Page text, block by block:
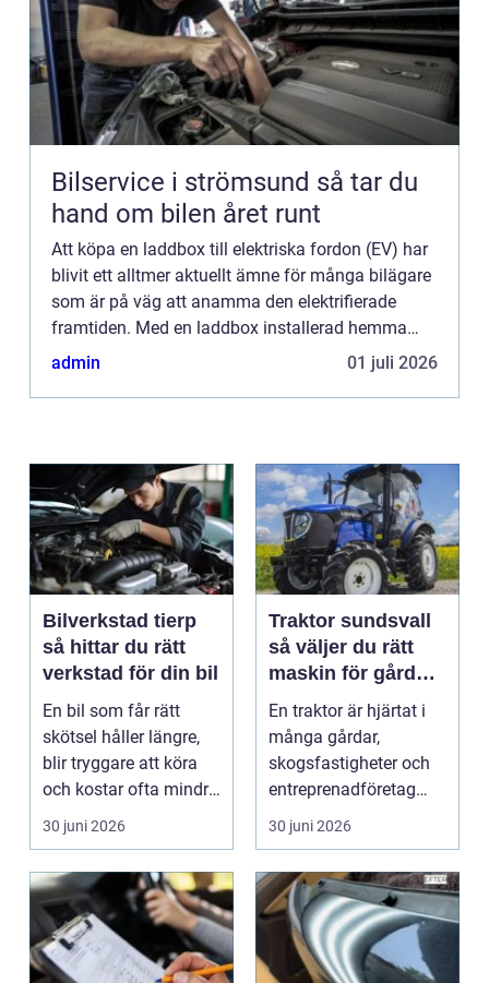
Bilservice i strömsund så tar du
hand om bilen året runt
Att köpa en laddbox till elektriska fordon (EV) har
blivit ett alltmer aktuellt ämne för många bilägare
som är på väg att anamma den elektrifierade
framtiden. Med en laddbox installerad hemma
kan du njuta av ...
admin 01 juli 2026
Bilverkstad tierp
så hittar du rätt
verkstad för din bil
En bil som får rätt
skötsel håller längre,
blir tryggare att köra
och kostar ofta mindre
i längden. ...
30 juni 2026
Traktor sundsvall
så väljer du rätt
maskin för gård
och skog
En traktor är hjärtat i
många gårdar,
skogsfastigheter och
entreprenadföretag
runt Sundsvall. Rätt
m...
30 juni 2026